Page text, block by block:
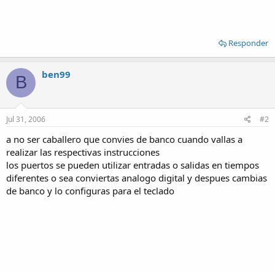
Responder
B ben99
Jul 31, 2006 #2
a no ser caballero que convies de banco cuando vallas a
realizar las respectivas instrucciones
los puertos se pueden utilizar entradas o salidas en tiempos
diferentes o sea conviertas analogo digital y despues cambias
de banco y lo configuras para el teclado